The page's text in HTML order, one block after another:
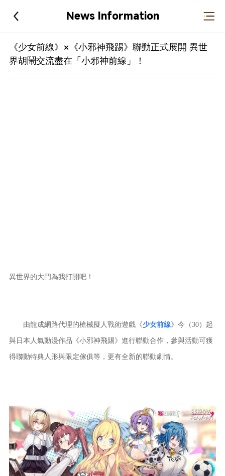
News Information
《少女前線》×《小邪神飛踢》聯動正式展開 異世
界胡鬧交流盡在「小邪神前線」！
異世界的大門為我打開吧！
由龍成網路代理的槍械擬人戰術遊戲《少女前線》今（30）起
與日本人氣動漫作品《小邪神飛踢》進行聯動合作，參與活動可獲
得聯動特典人形與限定傢俱等，更有全新的聯動劇情。